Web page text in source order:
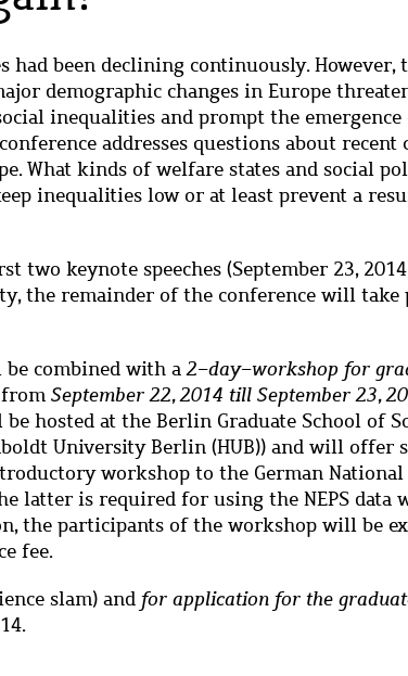
been declining continuously. However,
demographic changes in Europe
inequalities and prompt the emergence
addresses questions about recent
What kinds of welfare states and social
inequalities low or at least prevent a
two keynote speeches (September 23,
the remainder of the conference will take
be combined with a2-day-workshop for
September 22, 2014 till September 23,
hosted at the Berlin Graduate School of
University Berlin (HUB)) and will offer
workshop to the German National
latter is required for using the NEPS data
the participants of the workshop will be
fee.
slam) and for application for the